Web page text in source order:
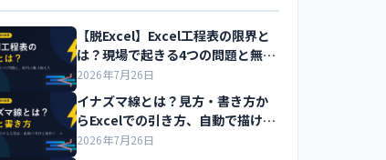
【脱Excel】Excel工程表の限界と
は？現場で起きる4つの問題と無料
の乗り換え先を解説
2026年7月26日
イナズマ線とは？見方・書き方か
らExcelでの引き方、自動で描ける
無料ツールまで解説
2026年7月26日